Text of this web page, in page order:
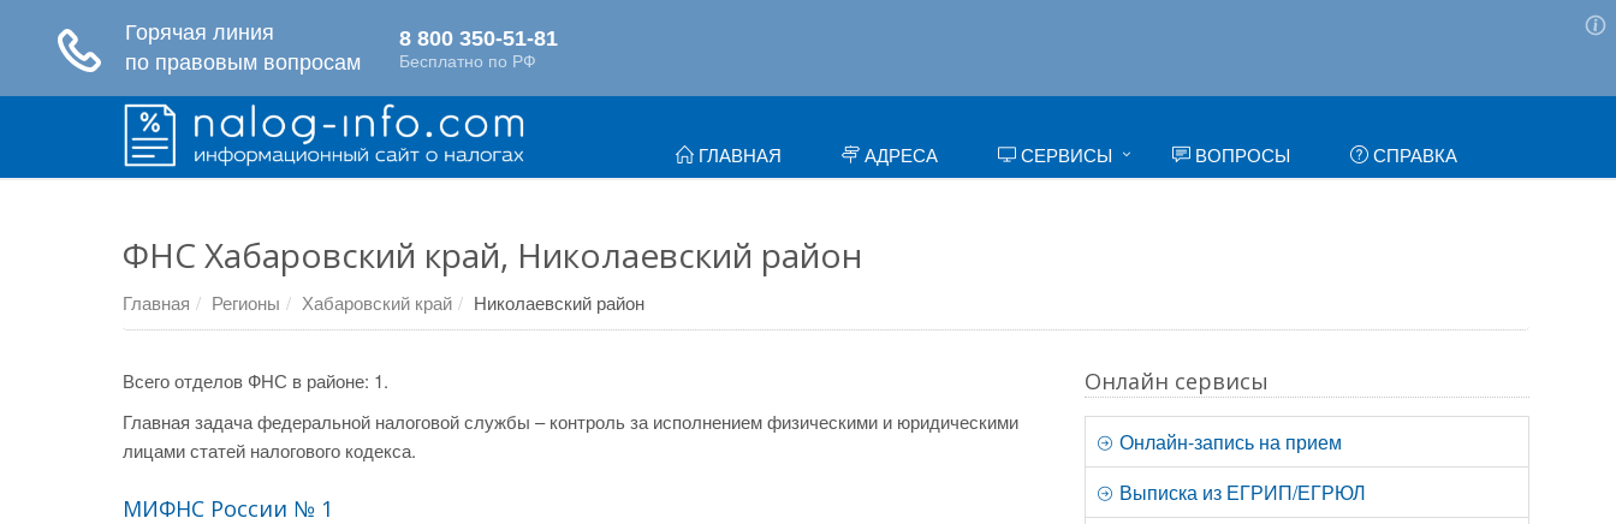
ГЛАВНАЯ АДРЕСА СЕРВИСЫ ВОПРОСЫ СПРАВКА
ФНС Хабаровский край, Николаевский район
Главная Регионы Хабаровский край Николаевский район
Всего отделов ФНС в районе: 1.
Главная задача федеральной налоговой службы – контроль за исполнением физическими и юридическими
лицами статей налогового кодекса.
МИФНС России № 1
Онлайн сервисы
Онлайн-запись на прием
Выписка из ЕГРИП/ЕГРЮЛ